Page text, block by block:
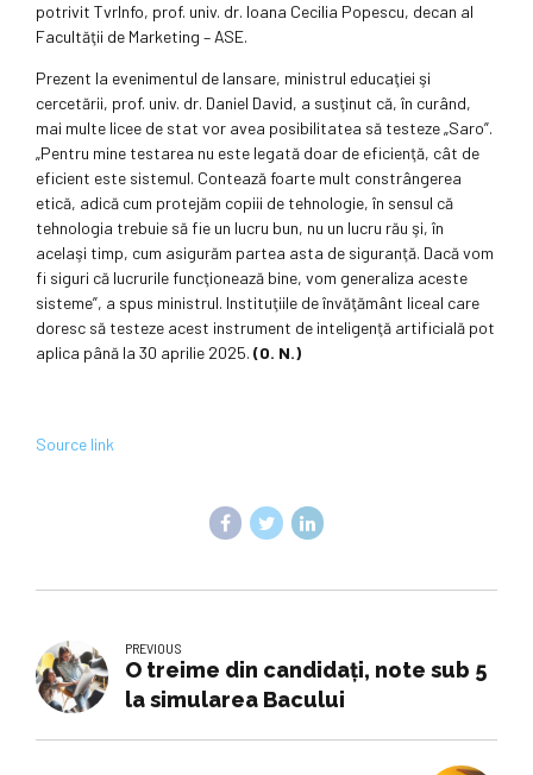
potrivit TvrInfo, prof. univ. dr. Ioana Cecilia Popescu, decan al
Facultăţii de Marketing – ASE.
Prezent la evenimentul de lansare, ministrul educaţiei şi
cercetării, prof. univ. dr. Daniel David, a susţinut că, în curând,
mai multe licee de stat vor avea posibilitatea să testeze „Saro”.
„Pentru mine testarea nu este legată doar de eficienţă, cât de
eficient este sistemul. Contează foarte mult constrângerea
etică, adică cum protejăm copiii de tehnologie, în sensul că
tehnologia trebuie să fie un lucru bun, nu un lucru rău şi, în
acelaşi timp, cum asigurăm partea asta de siguranţă. Dacă vom
fi siguri că lucrurile funcţionează bine, vom generaliza aceste
sisteme”, a spus ministrul. Instituţiile de învăţământ liceal care
doresc să testeze acest instrument de inteligenţă artificială pot
aplica până la 30 aprilie 2025. (O. N.)
Source link
PREVIOUS
O treime din candidaţi, note sub 5
la simularea Bacului